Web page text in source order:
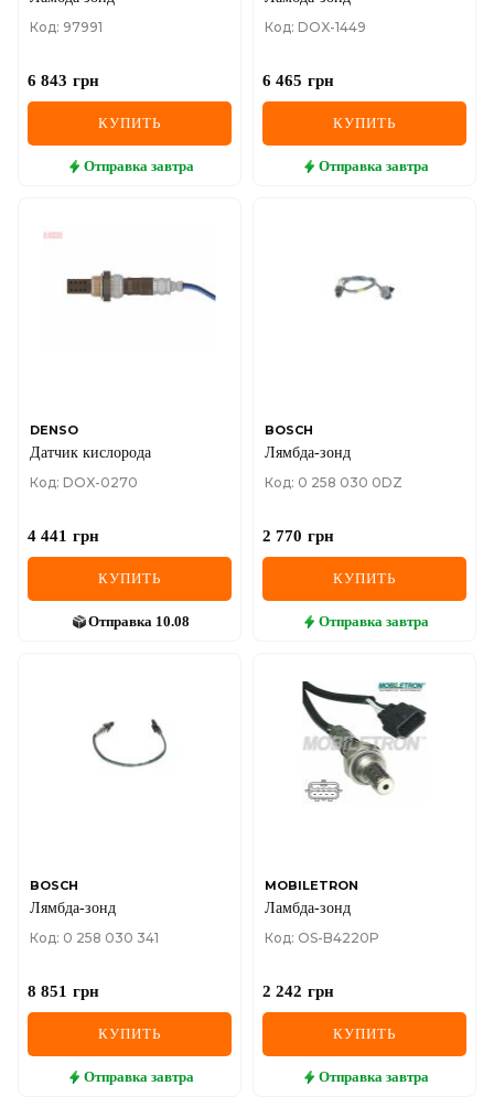
Код: 97991
6 843 грн
КУПИТЬ
Отправка завтра
Код: DOX-1449
6 465 грн
КУПИТЬ
Отправка завтра
DENSO
Датчик кислорода
Код: DOX-0270
4 441 грн
КУПИТЬ
Отправка 10.08
BOSCH
Лямбда-зонд
Код: 0 258 030 0DZ
2 770 грн
КУПИТЬ
Отправка завтра
BOSCH
Лямбда-зонд
Код: 0 258 030 341
8 851 грн
КУПИТЬ
Отправка завтра
MOBILETRON
Ламбда-зонд
Код: OS-B4220P
2 242 грн
КУПИТЬ
Отправка завтра